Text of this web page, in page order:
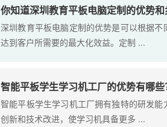
你知道深圳教育平板电脑定制的优势
深圳教育平板电脑定制的优势是可以根据
达到客户所需要的最大化效益。定制 ...
智能平板学生学习机工厂的优势有哪
智能平板学生学习机工厂拥有独特的研发
创新和技术改进，使学习机具备更多 ...